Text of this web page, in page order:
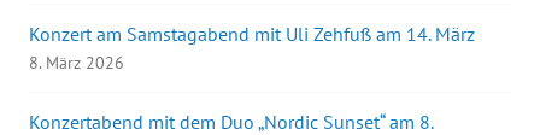
Konzert am Samstagabend mit Uli Zehfuß am 14. März
8. März 2026
Konzertabend mit dem Duo „Nordic Sunset“ am 8.